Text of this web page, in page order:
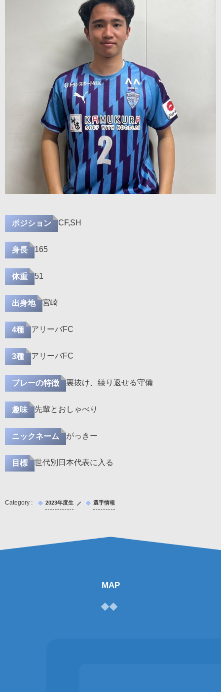
ポジション CF,SH
身長 165
体重 51
出身地 宮崎
4種 アリーバFC
3種 アリーバFC
プレーの特徴 裏抜け、繰り返せる守備
趣味 先輩とおしゃべり
ニックネーム がっきー
目標 世代別日本代表に入る
2023年度生 選手情報
MAP